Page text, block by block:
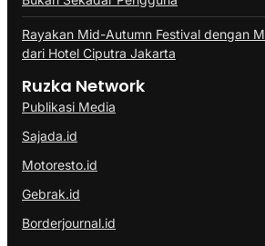
Rayakan Mid-Autumn Festival dengan
dari Hotel Ciputra Jakarta
Ruzka Network
Publikasi Media
Sajada.id
Motoresto.id
Gebrak.id
Borderjournal.id